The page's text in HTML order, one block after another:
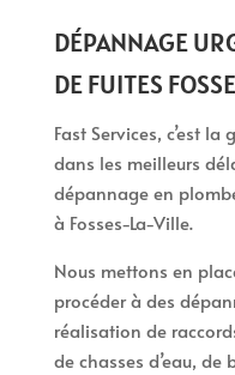
DÉPANNAGE
DE FUITES
Fast Services, c’est
dans les meilleurs
dépannage en
à Fosses-La-Ville.
Nous mettons en
procéder à des
réalisation de
de chasses d’eau, de